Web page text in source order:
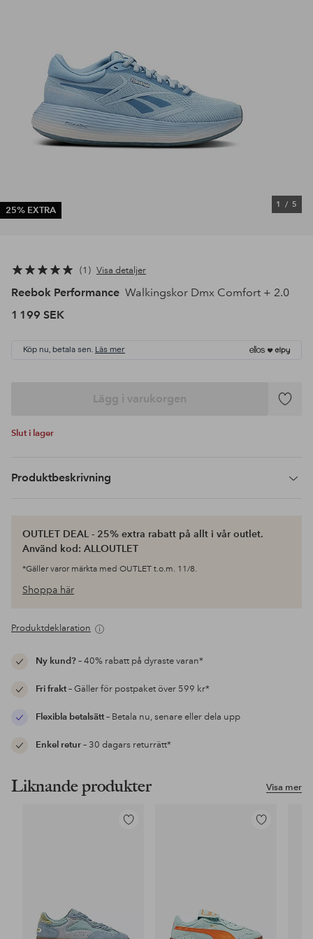
25% EXTRA
1 / 5
1 Visa detaljer
Reebok Performance Walkingskor Dmx Comfort + 2.0
1 199 SEK
Köp nu, betala sen. Läs mer
Lägg i varukorgen
Lägg
Slut i lager
Produktbeskrivning
OUTLET DEAL - 25% extra rabatt på allt i vår outlet.
Använd kod: ALLOUTLET
*Gäller varor märkta med OUTLET t.o.m. 11/8.
Shoppa här
Produktdeklaration
Ny kund?– 40% rabatt på dyraste varan*
Fri frakt– Gäller för postpaket över 599 kr*
Flexibla betalsätt– Betala nu, senare eller dela upp
Enkel retur– 30 dagars returrätt*
Visa mer
Liknande produkter
Lägg
Lägg